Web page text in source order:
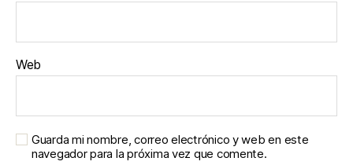
Web
Guarda mi nombre, correo electrónico y web en este
navegador para la próxima vez que comente.